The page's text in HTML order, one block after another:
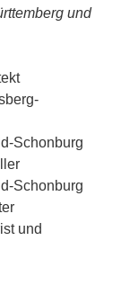
und
Schonburg
Schonburg
und